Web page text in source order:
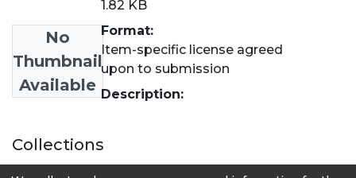
No
Thumbnail
Available
1.82 KB
Format:
Item-specific license agreed
upon to submission
Description:
Collections
Zootecnia